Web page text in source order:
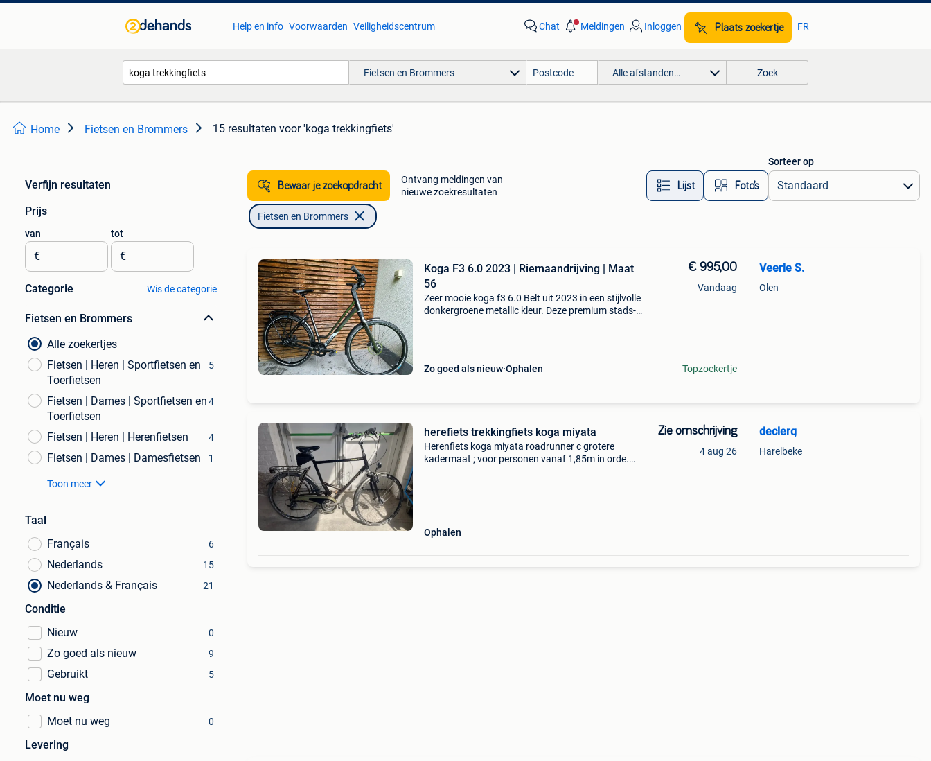
Help en info Voorwaarden Veiligheidscentrum Chat Meldingen Inloggen Plaats zoekertje FR
Fietsen en Brommers Alle afstanden… Zoek
Home Fietsen en Brommers 15 resultaten voor 'koga trekkingfiets'
Verfijn resultaten
Prijs
van
€
tot
€
Categorie Wis de categorie
Fietsen en Brommers
Alle zoekertjes
Fietsen | Heren | Sportfietsen en
Toerfietsen
5
Fietsen | Dames | Sportfietsen en
Toerfietsen
4
Fietsen | Heren | Herenfietsen 4
Fietsen | Dames | Damesfietsen 1
Toon meer
Taal
Français
6
Nederlands 15
Nederlands & Français 21
Conditie
Nieuw
0
Zo goed als nieuw 9
Gebruikt 5
Moet nu weg
Moet nu weg
0
Levering
Bewaar je zoekopdracht
Ontvang meldingen van
nieuwe zoekresultaten
Lijst Foto’s
Sorteer op
Fietsen en Brommers
Koga F3 6.0 2023 | Riemaandrijving | Maat
56
Zeer mooie koga f3 6.0 Belt uit 2023 in een stijlvolle
donkergroene metallic kleur. Deze premium stads-
Zo goed als nieuw Ophalen
€ 995,00
Vandaag
Topzoekertje
Veerle S.
Olen
herefiets trekkingfiets koga miyata
Herenfiets koga miyata roadrunner c grotere
kadermaat ; voor personen vanaf 1,85m in orde.
Ophalen
Zie omschrijving
4 aug 26
declerq
Harelbeke